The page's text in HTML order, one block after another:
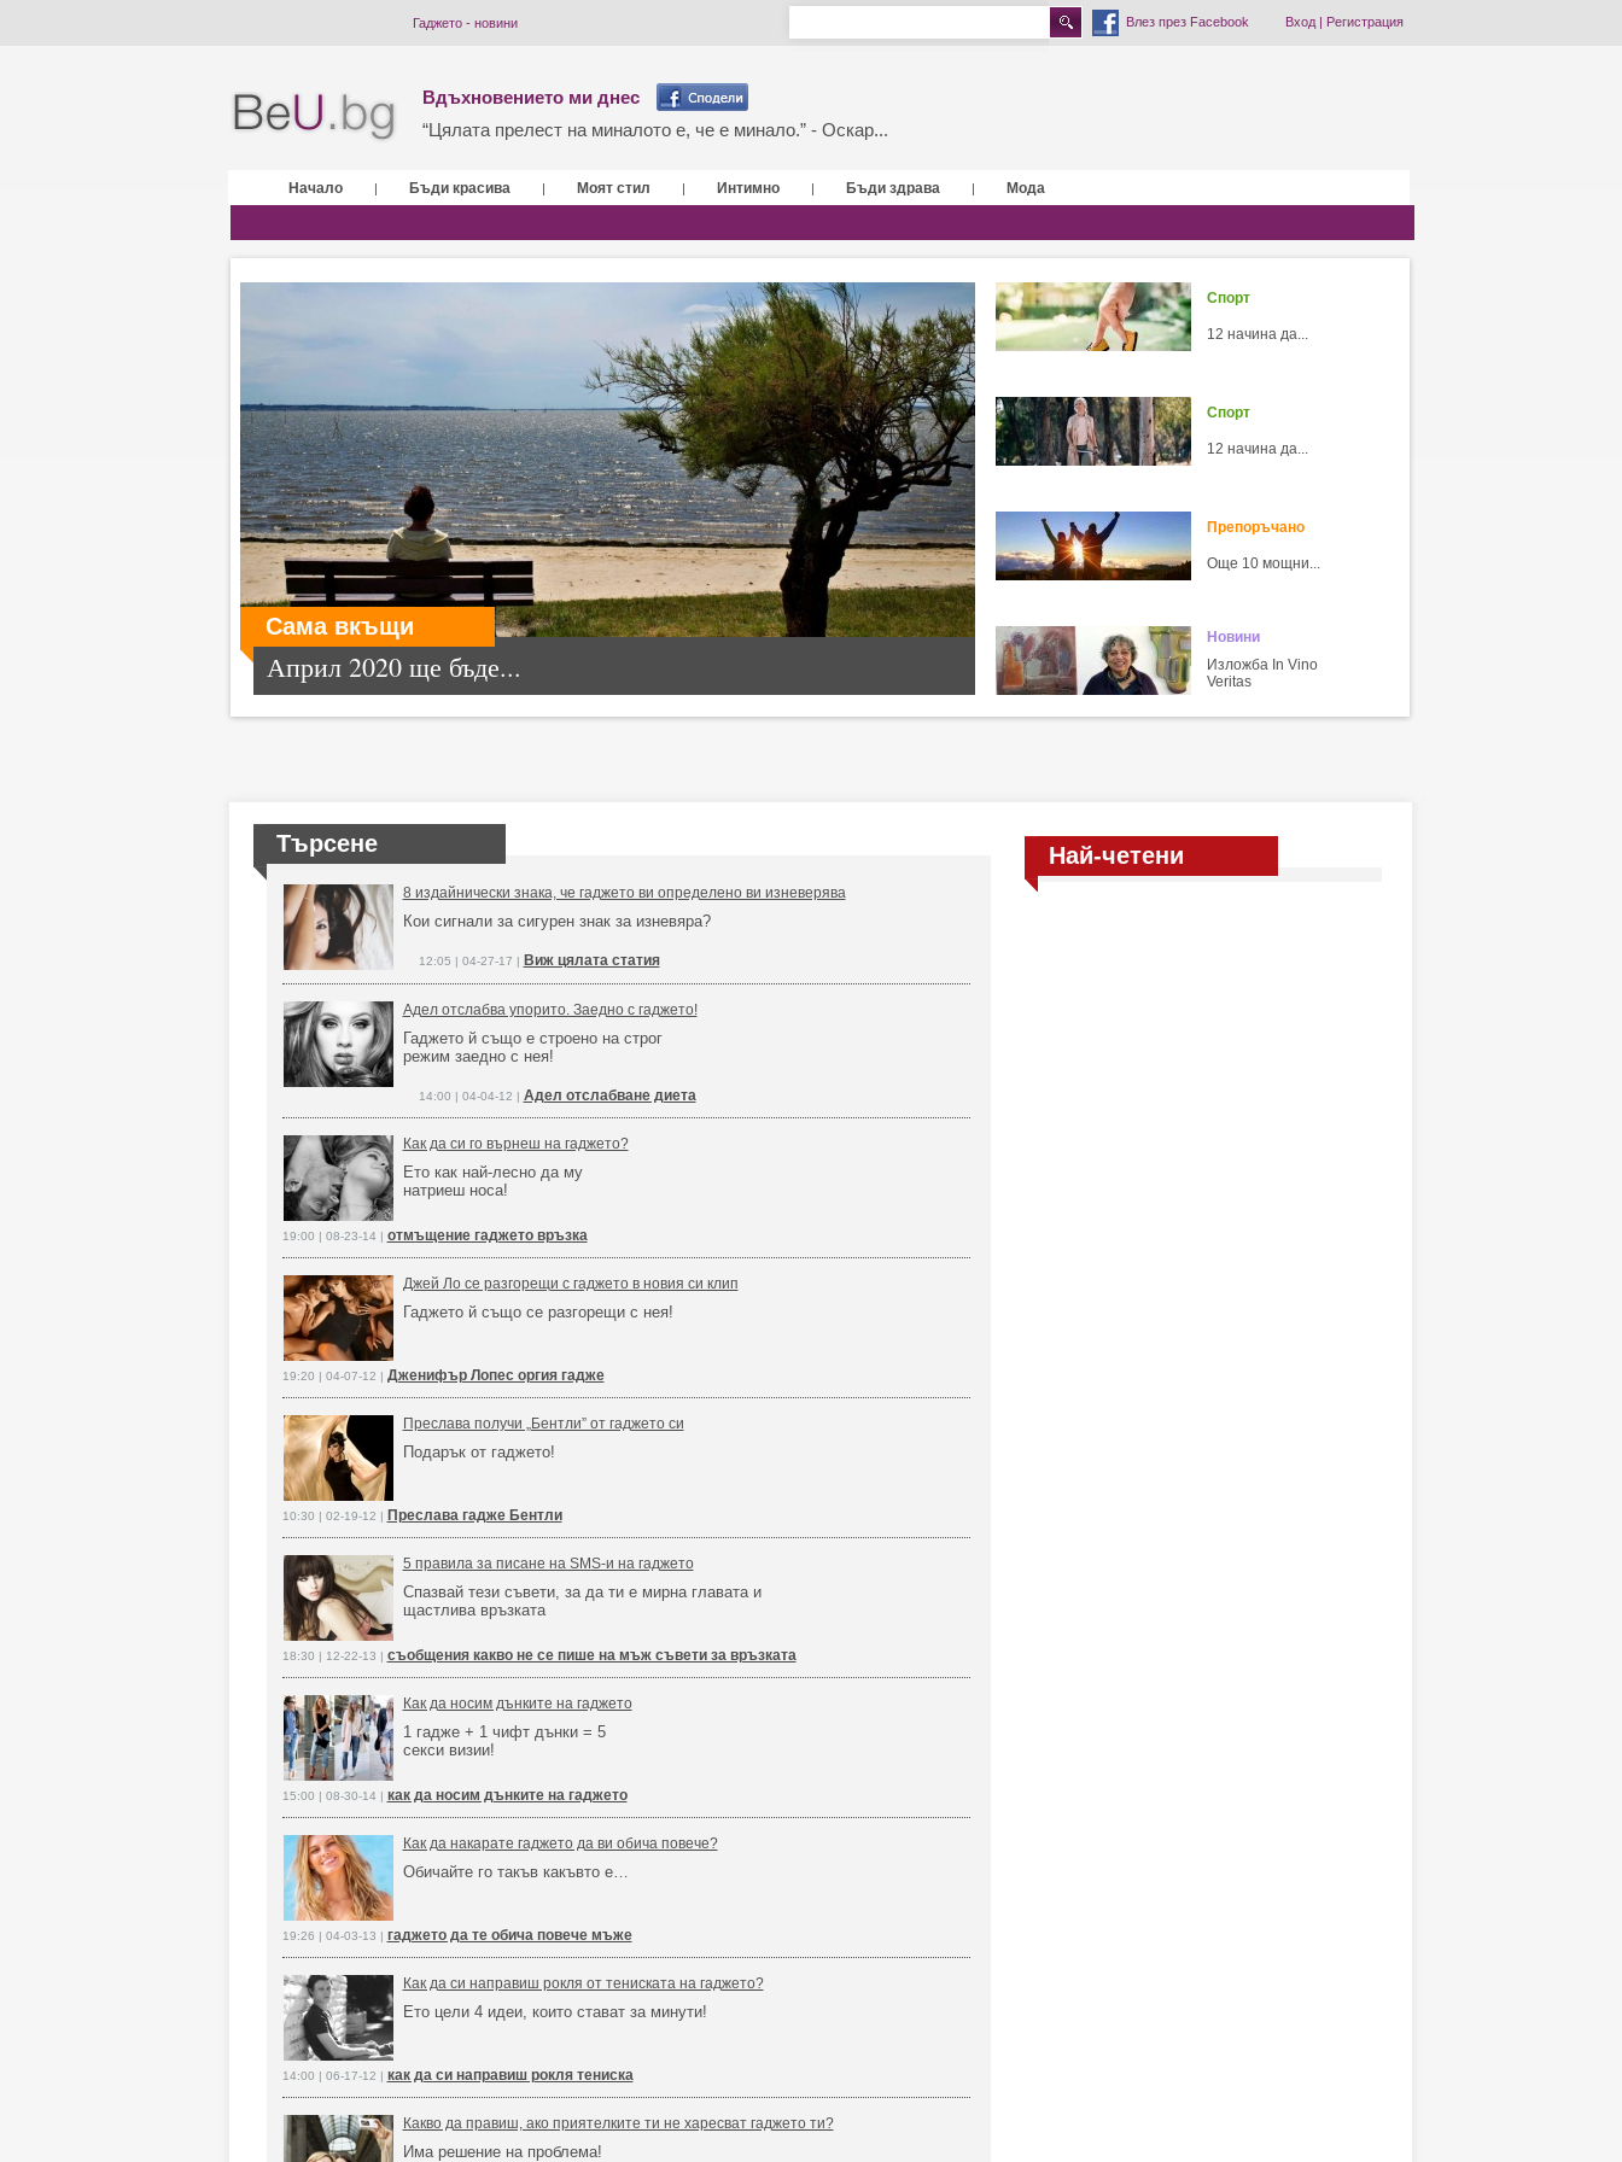
Гаджето - новини Влез през Facebook Вход| Регистрация
Вдъхновението ми днес
“Цялата прелест на миналото е, че е минало.” - Оскар...
Начало | Бъди красива | Моят стил | Интимно | Бъди здрава | Мода
Сама вкъщи
Април 2020 ще бъде...
Спорт
12 начина да...
Спорт
12 начина да...
Препоръчано
Още 10 мощни...
Новини
Изложба In Vino
Veritas
Търсене
8 издайнически знака, че гаджето ви определено ви изневерява
Кои сигнали за сигурен знак за изневяра?
12:05 | 04-27-17 | Виж цялата статия
Адел отслабва упорито. Заедно с гаджето!
Гаджето й също е строено на строг
режим заедно с нея!
14:00 | 04-04-12 | Адел отслабване диета
Как да си го върнеш на гаджето?
Ето как най-лесно да му
натриеш носа!
19:00 | 08-23-14 | отмъщение гаджето връзка
Джей Ло се разгорещи с гаджето в новия си клип
Гаджето й също се разгорещи с нея!
19:20 | 04-07-12 | Дженифър Лопес оргия гадже
Преслава получи „Бентли” от гаджето си
Подарък от гаджето!
10:30 | 02-19-12 | Преслава гадже Бентли
5 правила за писане на SMS-и на гаджето
Спазвай тези съвети, за да ти е мирна главата и
щастлива връзката
18:30 | 12-22-13 | съобщения какво не се пише на мъж съвети за връзката
Как да носим дънките на гаджето
1 гадже + 1 чифт дънки = 5
секси визии!
15:00 | 08-30-14 | как да носим дънките на гаджето
Как да накарате гаджето да ви обича повече?
Обичайте го такъв какъвто е…
19:26 | 04-03-13 | гаджето да те обича повече мъже
Как да си направиш рокля от тениската на гаджето?
Ето цели 4 идеи, които стават за минути!
14:00 | 06-17-12 | как да си направиш рокля тениска
Какво да правиш, ако приятелките ти не харесват гаджето ти?
Има решение на проблема!
Най-четени